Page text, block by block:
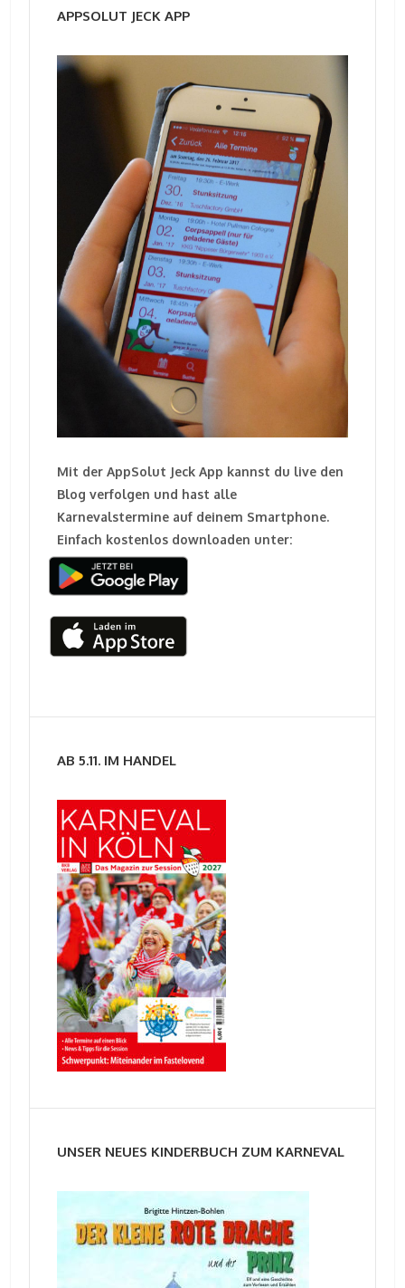
APPSOLUT JECK APP
Mit der AppSolut Jeck App kannst du live den
Blog verfolgen und hast alle
Karnevalstermine auf deinem Smartphone.
Einfach kostenlos downloaden unter:
AB 5.11. IM HANDEL
UNSER NEUES KINDERBUCH ZUM KARNEVAL